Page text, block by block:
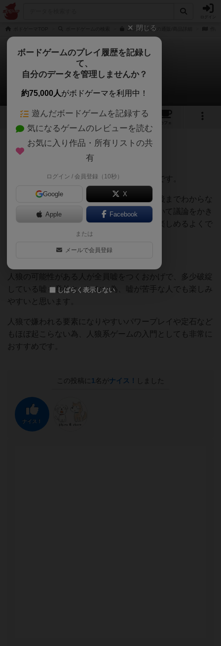
ムジカク人狼の通販/商品詳細
ムジカク人狼
ラティさんのレビュー
3 1 4
カフェ
183名 1名 1 3ヶ月前
非常にお手軽なワンナイト人狼系のゲームです。
最大の特徴として自分が人狼であるかは最後までわからな
いので、実際は村人陣営だったのに嘘をついて議論をかき
回す事もあり、最後までドキドキしながら楽しめるよくで
きたゲームでした。
人狼の可能性がある人が全員嘘をつくおかげで、多少破綻
している嘘も意外とバレない為、嘘が苦手な人でも楽しみ
やすいと思います。
人狼で嫌われる要素になりやすいパワープレイや定石など
もほぼ起こらない為、人狼系ゲームの入門としても非常に
おすすめです。
この投稿に 1 名がナイス！ しました
ナイス！
閉じる
ボードゲームのプレイ履歴を記録し
て、
自分のデータを管理しませんか？
約75,000人がボドゲーマを利用中！
遊んだボードゲームを記録する
気になるゲームのレビューを読む
お気に入り作品・所有リストの共
有
ログイン / 会員登録（10秒）
Google X
Apple Facebook
または
メールで会員登録
しばらく表示しない